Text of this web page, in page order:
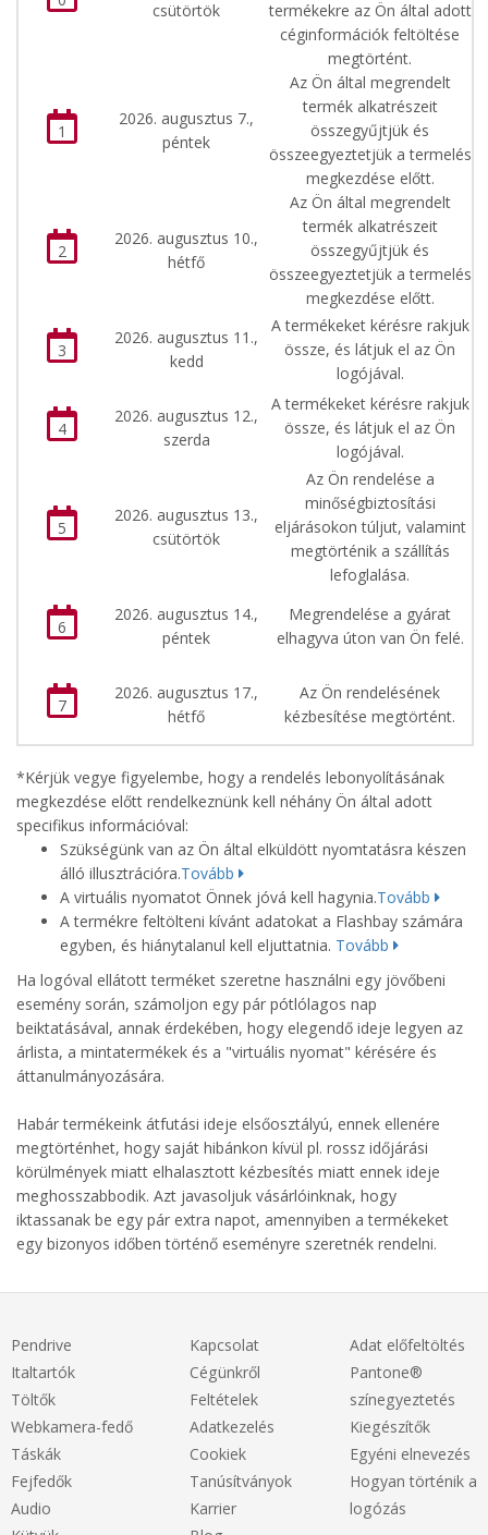
csütörtök
termékekre az Ön által adott
céginformációk feltöltése
megtörtént.
1
2026. augusztus 7.,
péntek
Az Ön által megrendelt
termék alkatrészeit
összegyűjtjük és
összeegyeztetjük a termelés
megkezdése előtt.
2
2026. augusztus 10.,
hétfő
Az Ön által megrendelt
termék alkatrészeit
összegyűjtjük és
összeegyeztetjük a termelés
megkezdése előtt.
3
2026. augusztus 11.,
kedd
A termékeket kérésre rakjuk
össze, és látjuk el az Ön
logójával.
4
2026. augusztus 12.,
szerda
A termékeket kérésre rakjuk
össze, és látjuk el az Ön
logójával.
5
2026. augusztus 13.,
csütörtök
Az Ön rendelése a
minőségbiztosítási
eljárásokon túljut, valamint
megtörténik a szállítás
lefoglalása.
6
2026. augusztus 14.,
péntek
Megrendelése a gyárat
elhagyva úton van Ön felé.
7
2026. augusztus 17.,
hétfő
Az Ön rendelésének
kézbesítése megtörtént.
*Kérjük vegye figyelembe, hogy a rendelés lebonyolításának
megkezdése előtt rendelkeznünk kell néhány Ön által adott
specifikus információval:
Szükségünk van az Ön által elküldött nyomtatásra készen
álló illusztrációra.Tovább
A virtuális nyomatot Önnek jóvá kell hagynia.Tovább
A termékre feltölteni kívánt adatokat a Flashbay számára
egyben, és hiánytalanul kell eljuttatnia. Tovább
Ha logóval ellátott terméket szeretne használni egy jövőbeni
esemény során, számoljon egy pár pótlólagos nap
beiktatásával, annak érdekében, hogy elegendő ideje legyen az
árlista, a mintatermékek és a "virtuális nyomat" kérésére és
áttanulmányozására.
Habár termékeink átfutási ideje elsőosztályú, ennek ellenére
megtörténhet, hogy saját hibánkon kívül pl. rossz időjárási
körülmények miatt elhalasztott kézbesítés miatt ennek ideje
meghosszabbodik. Azt javasoljuk vásárlóinknak, hogy
iktassanak be egy pár extra napot, amennyiben a termékeket
egy bizonyos időben történő eseményre szeretnék rendelni.
Pendrive
Italtartók
Töltők
Webkamera-fedő
Táskák
Fejfedők
Audio
Kapcsolat
Cégünkről
Feltételek
Adatkezelés
Cookiek
Tanúsítványok
Karrier
Adat előfeltöltés
Pantone®
színegyeztetés
Kiegészítők
Egyéni elnevezés
Hogyan történik a
logózás